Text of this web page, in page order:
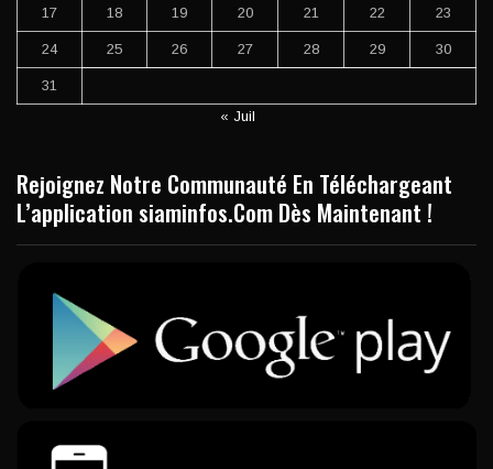
17 18 19 20 21 22 23
24 25 26 27 28 29 30
31
« Juil
Rejoignez Notre Communauté En Téléchargeant
L’application siaminfos.Com Dès Maintenant !